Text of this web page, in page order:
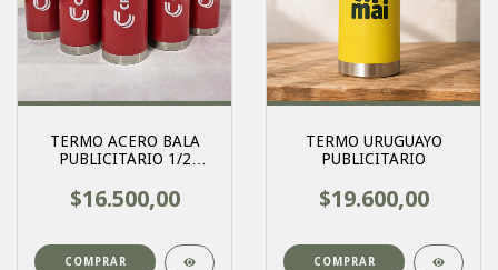
TERMO ACERO BALA
PUBLICITARIO 1/2
$16.500,00
TERMO URUGUAYO
PUBLICITARIO
$19.600,00